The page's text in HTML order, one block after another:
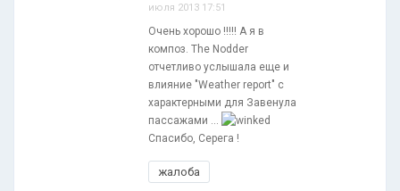
июля 2013 17:51
Очень хорошо !!!!! А я в
композ. The Nodder
отчетливо услышала еще и
влияние "Weather report" c
характерными для Завенула
пассажами ...
Спасибо, Серега !
жалоба